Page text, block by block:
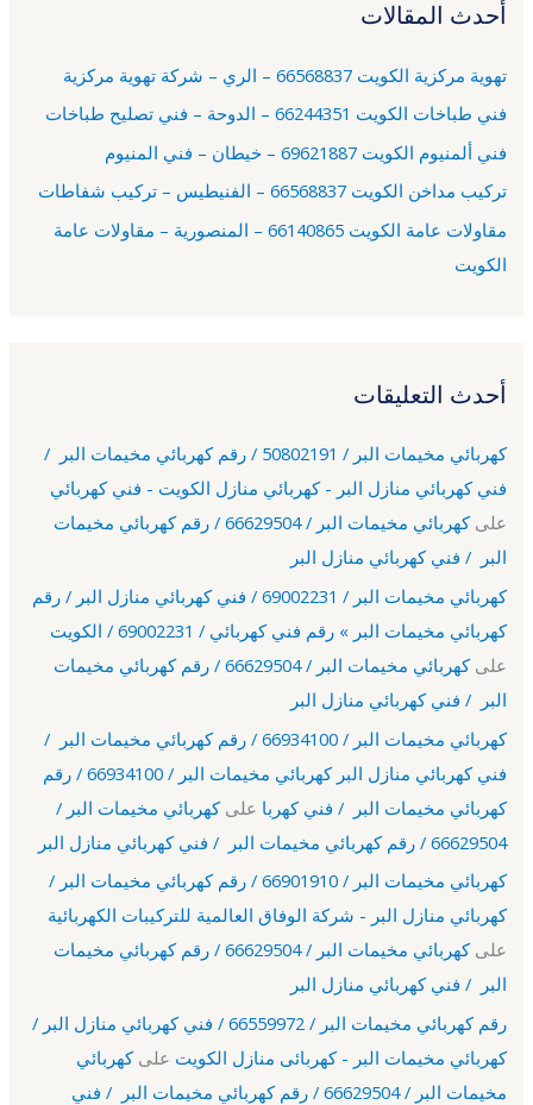
ث
ن
:
أحدث المقالات
تهوية مركزية الكويت 66568837 – الري – شركة تهوية مركزية
فني طباخات الكويت 66244351 – الدوحة – فني تصليح طباخات
فني ألمنيوم الكويت 69621887 – خيطان – فني المنيوم
تركيب مداخن الكويت 66568837 – الفنيطيس – تركيب شفاطات
مقاولات عامة الكويت 66140865 – المنصورية – مقاولات عامة
الكويت
أحدث التعليقات
كهربائي مخيمات البر / 50802191 / رقم كهربائي مخيمات البر /
فني كهربائي منازل البر - كهربائي منازل الكويت - فني كهربائي
على
كهربائي مخيمات البر / 66629504 / رقم كهربائي مخيمات
البر / فني كهربائي منازل البر
كهربائي مخيمات البر / 69002231 / فني كهربائي منازل البر / رقم
كهربائي مخيمات البر » رقم فني كهربائي / 69002231 / الكويت
على
كهربائي مخيمات البر / 66629504 / رقم كهربائي مخيمات
البر / فني كهربائي منازل البر
كهربائي مخيمات البر / 66934100 / رقم كهربائي مخيمات البر /
فني كهربائي منازل البر كهربائي مخيمات البر / 66934100 / رقم
كهربائي مخيمات البر / فني كهربا علىكهربائي مخيمات البر /
66629504 / رقم كهربائي مخيمات البر / فني كهربائي منازل البر
كهربائي مخيمات البر / 66901910 / رقم كهربائي مخيمات البر /
كهربائي منازل البر - شركة الوفاق العالمية للتركيبات الكهربائية
على
كهربائي مخيمات البر / 66629504 / رقم كهربائي مخيمات
البر / فني كهربائي منازل البر
رقم كهربائي مخيمات البر / 66559972 / فني كهربائي منازل البر /
كهربائي مخيمات البر - كهربائى منازل الكويت علىكهربائي
مخيمات البر / 66629504 / رقم كهربائي مخيمات البر / فني